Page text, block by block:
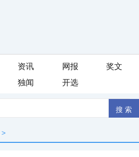
资讯 网报
奖文
独闻 开选
>